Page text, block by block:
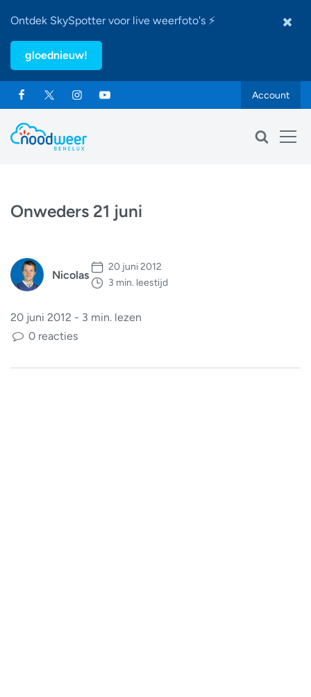
Ontdek SkySpotter voor live weerfoto's ⚡
gloednieuw!
Account
Onweders 21 juni
Nicolas
20 juni 2012
3 min. leestijd
20 juni 2012 - 3 min. lezen
0 reacties